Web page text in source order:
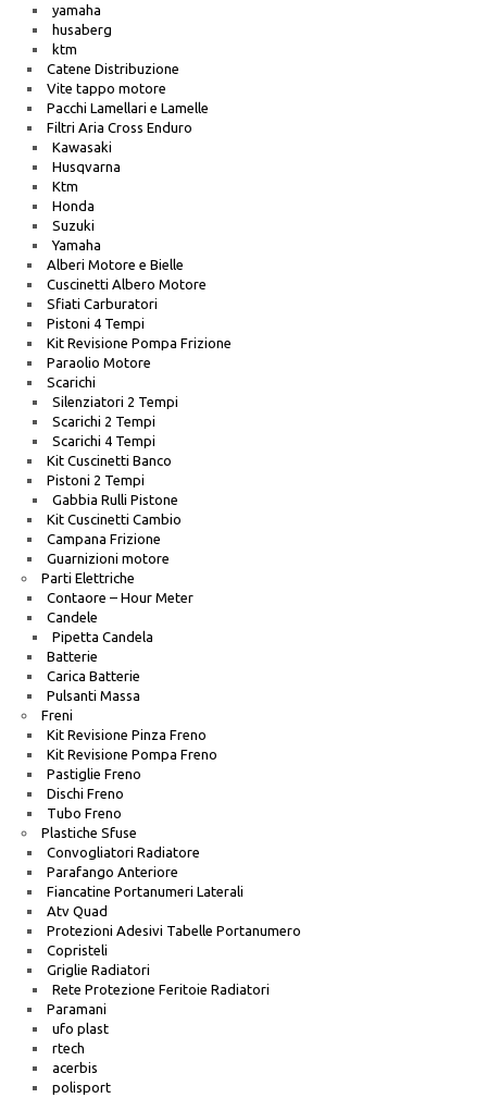
yamaha
husaberg
ktm
Catene Distribuzione
Vite tappo motore
Pacchi Lamellari e Lamelle
Filtri Aria Cross Enduro
Kawasaki
Husqvarna
Ktm
Honda
Suzuki
Yamaha
Alberi Motore e Bielle
Cuscinetti Albero Motore
Sfiati Carburatori
Pistoni 4 Tempi
Kit Revisione Pompa Frizione
Paraolio Motore
Scarichi
Silenziatori 2 Tempi
Scarichi 2 Tempi
Scarichi 4 Tempi
Kit Cuscinetti Banco
Pistoni 2 Tempi
Gabbia Rulli Pistone
Kit Cuscinetti Cambio
Campana Frizione
Guarnizioni motore
Parti Elettriche
Contaore – Hour Meter
Candele
Pipetta Candela
Batterie
Carica Batterie
Pulsanti Massa
Freni
Kit Revisione Pinza Freno
Kit Revisione Pompa Freno
Pastiglie Freno
Dischi Freno
Tubo Freno
Plastiche Sfuse
Convogliatori Radiatore
Parafango Anteriore
Fiancatine Portanumeri Laterali
Atv Quad
Protezioni Adesivi Tabelle Portanumero
Copristeli
Griglie Radiatori
Rete Protezione Feritoie Radiatori
Paramani
ufo plast
rtech
acerbis
polisport